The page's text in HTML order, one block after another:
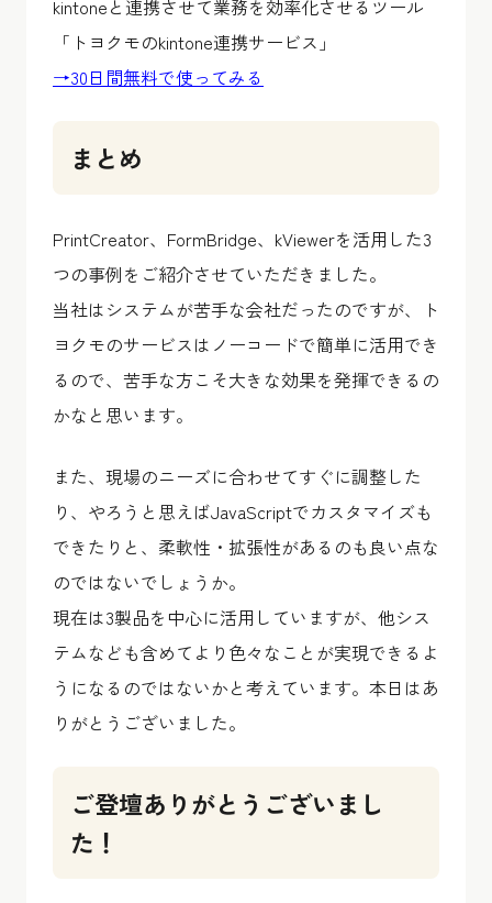
kintoneと連携させて業務を効率化させるツール
「トヨクモのkintone連携サービス」
→30日間無料で使ってみる
まとめ
PrintCreator、FormBridge、kViewerを活用した3
つの事例をご紹介させていただきました。
当社はシステムが苦手な会社だったのですが、ト
ヨクモのサービスはノーコードで簡単に活用でき
るので、苦手な方こそ大きな効果を発揮できるの
かなと思います。
また、現場のニーズに合わせてすぐに調整した
り、やろうと思えばJavaScriptでカスタマイズも
できたりと、柔軟性・拡張性があるのも良い点な
のではないでしょうか。
現在は3製品を中心に活用していますが、他シス
テムなども含めてより色々なことが実現できるよ
うになるのではないかと考えています。本日はあ
りがとうございました。
ご登壇ありがとうございまし
た！